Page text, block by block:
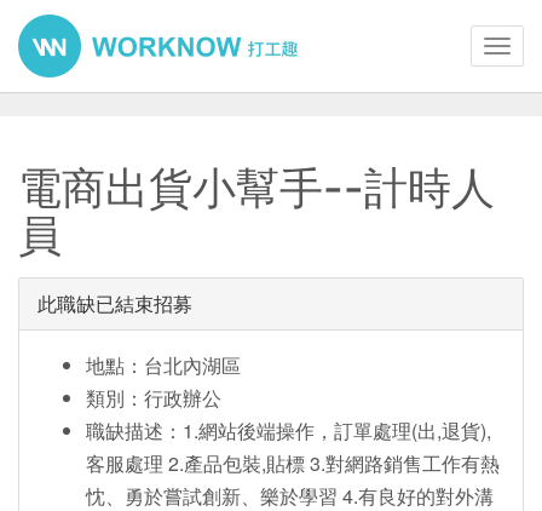
電商出貨小幫手--計時人
員
此職缺已結束招募
地點：台北內湖區
類別：行政辦公
職缺描述：1.網站後端操作，訂單處理(出,退貨),
客服處理 2.產品包裝,貼標 3.對網路銷售工作有熱
忱、勇於嘗試創新、樂於學習 4.有良好的對外溝